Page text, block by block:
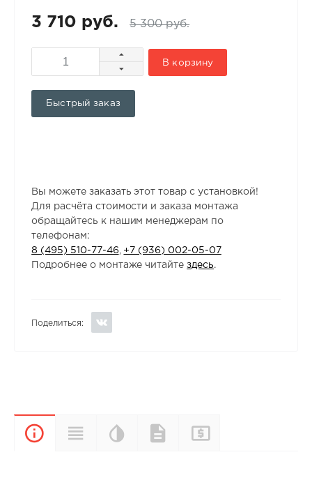
3 710 руб. 5 300 руб.
В корзину
Быстрый заказ
Вы можете заказать этот товар с установкой!
Для расчёта стоимости и заказа монтажа
обращайтесь к нашим менеджерам по
телефонам:
8 (495) 510-77-46
+7 (936) 002-05-07
Подробнее о монтаже читайтездесь.
Поделиться:
ОписаниеХарактеристики
Цветовая
палитра
Документы